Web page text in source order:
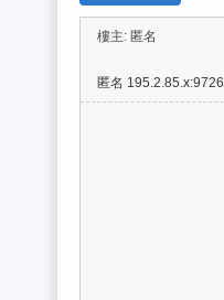
ee
樓主: 匿名
匿名 195.2.85.x:9726